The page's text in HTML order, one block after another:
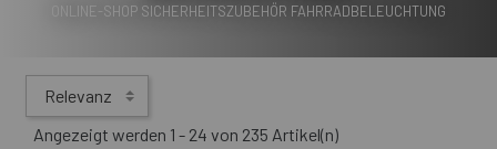
ONLINE-SHOP SICHERHEITSZUBEHÖR FAHRRADBELEUCHTUNG
Relevanz
Angezeigt werden 1 - 24 von 235 Artikel(n)